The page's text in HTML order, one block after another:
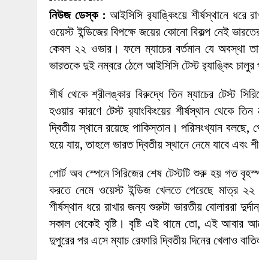
27 MAY 2026 | লোহাগড়ায় চেয়ারম্যান প্রার্থী আতিকুল
1 AUGUST 2026 | লোহাগড়ায় জাল দলিলে নামজারি ॥
নিউজ ডেস্ক : আইসিসি র‌্যাঙ্কিংয়ে শীর্ষস্থানে ধরে
ওয়েস্ট ইন্ডিজের বিপক্ষে জয়ের কোনো বিকল্প নেই
কেবল ২২ ওভার। ফলে ম্যাচের বর্তমান যে অবস্থা
ভারতকে দুই নম্বরে ঠেলে আইসিসি টেস্ট র‌্যাঙ্কিং
শীর্ষ থেকে শ্রীলঙ্কার বিরুদ্ধে তিন ম্যাচের টেস্ট
হওয়ার কারণে টেস্ট র‌্যাংকিংয়ের শীর্ষস্থান থেকে
দ্বিতীয় স্থানে রয়েছে পাকিস্তান। পরিসংখ্যান বলছে,
হয়ে যায়, তাহলে ভারত দ্বিতীয় স্থানে নেমে যাবে এবং
পোর্ট অব স্পেনে সিরিজের শেষ টেস্টটি শুরু হয় গত
করতে নেমে ওয়েস্ট ইন্ডিজ খেলতে পেরেছে মাত্র
শীর্ষস্থান ধরে রাখার জন্য শুরুটা ভারতীয় বোলাররা
সকাল থেকেই বৃষ্টি। বৃষ্টি এই থামে তো, এই আবার
দুপুরের পর এসে ম্যাচ রেফারি দ্বিতীয় দিনের খেলাও